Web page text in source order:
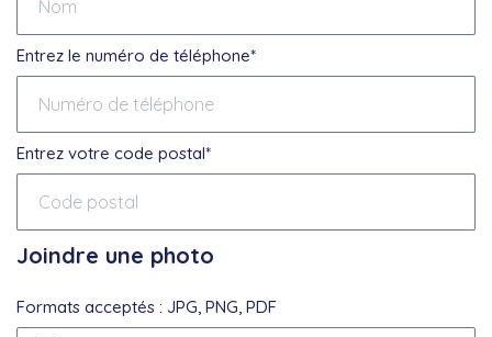
Entrez le numéro de téléphone*
Entrez votre code postal*
Joindre une photo
Formats acceptés : JPG, PNG, PDF